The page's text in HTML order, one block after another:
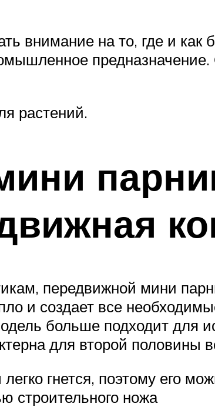
внимание на то, где и как
предназначение.
растений.
передвижной мини
и создает все
больше подходит для
для второй половины
гнется, поэтому его
строительного ножа